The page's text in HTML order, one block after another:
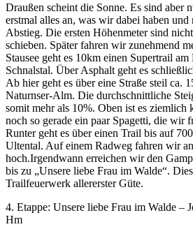
Draußen scheint die Sonne. Es sind aber
erstmal alles an, was wir dabei haben und
Abstieg. Die ersten Höhenmeter sind
schieben. Später fahren wir zunehmend
Stausee geht es 10km einen Supertrail
Schnalstal. Über Asphalt geht es
Ab hier geht es über eine Straße steil ca.
Naturnser-Alm. Die durchschnittliche
somit mehr als 10%. Oben ist es ziemlich
noch so gerade ein paar Spagetti, die wir
Runter geht es über einen Trail bis auf
Ultental. Auf einem Radweg fahren wir
hoch.Irgendwann erreichen wir den
bis zu „Unsere liebe Frau im Walde“.
Trailfeuerwerk allererster Güte.
4. Etappe: Unsere liebe Frau im Walde –
Hm